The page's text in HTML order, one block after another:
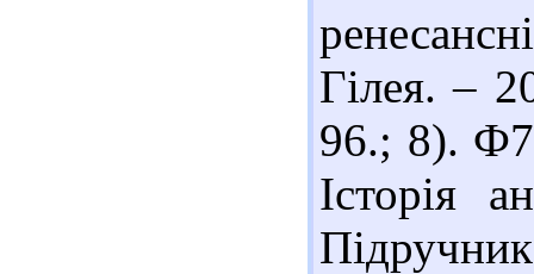
Гілея. –
96.; 8).
Історія